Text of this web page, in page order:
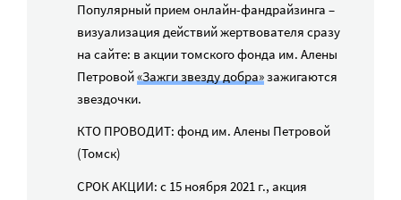
Популярный прием онлайн-фандрайзинга –
визуализация действий жертвователя сразу
на сайте: в акции томского фонда им. Алены
Петровой«Зажги звезду добра»зажигаются
звездочки.
КТО ПРОВОДИТ: фонд им. Алены Петровой
(Томск)
СРОК АКЦИИ: с 15 ноября 2021 г., акция